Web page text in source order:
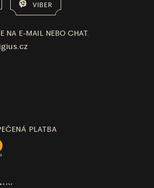
VIBER
NA E-MAIL NEBO CHAT.
PLATBA